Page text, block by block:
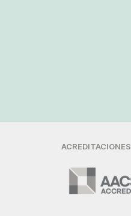
ACREDITACIONES